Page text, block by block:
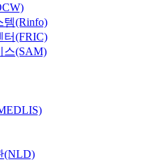
템(Rinfo)
터(FRIC)
스(SAM)
(NLD)